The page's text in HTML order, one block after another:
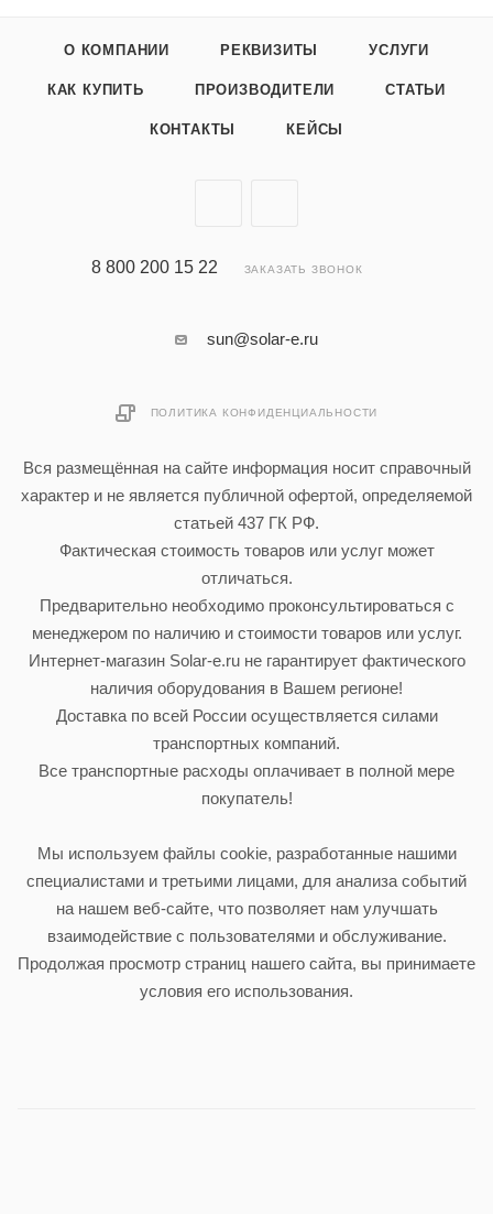
О КОМПАНИИ РЕКВИЗИТЫ УСЛУГИ
КАК КУПИТЬ ПРОИЗВОДИТЕЛИ СТАТЬИ
КОНТАКТЫ КЕЙСЫ
8 800 200 15 22 ЗАКАЗАТЬ ЗВОНОК
sun@solar-e.ru
ПОЛИТИКА КОНФИДЕНЦИАЛЬНОСТИ
Вся размещённая на сайте информация носит справочный
характер и не является публичной офертой, определяемой
статьей 437 ГК РФ.
Фактическая стоимость товаров или услуг может
отличаться.
Предварительно необходимо проконсультироваться с
менеджером по наличию и стоимости товаров или услуг.
Интернет-магазин Solar-e.ru не гарантирует фактического
наличия оборудования в Вашем регионе!
Доставка по всей России осуществляется силами
транспортных компаний.
Все транспортные расходы оплачивает в полной мере
покупатель!
Мы используем файлы cookie, разработанные нашими
специалистами и третьими лицами, для анализа событий
на нашем веб-сайте, что позволяет нам улучшать
взаимодействие с пользователями и обслуживание.
Продолжая просмотр страниц нашего сайта, вы принимаете
условия его использования.